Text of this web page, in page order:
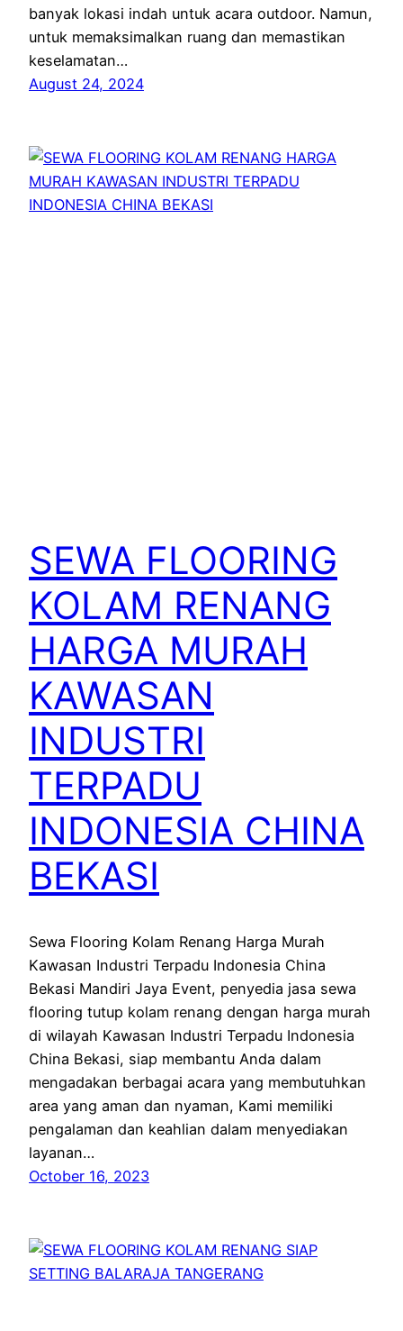
banyak lokasi indah untuk acara outdoor. Namun,
untuk memaksimalkan ruang dan memastikan
keselamatan…
August 24, 2024
SEWA FLOORING
KOLAM RENANG
HARGA MURAH
KAWASAN
INDUSTRI
TERPADU
INDONESIA CHINA
BEKASI
Sewa Flooring Kolam Renang Harga Murah
Kawasan Industri Terpadu Indonesia China
Bekasi Mandiri Jaya Event, penyedia jasa sewa
flooring tutup kolam renang dengan harga murah
di wilayah Kawasan Industri Terpadu Indonesia
China Bekasi, siap membantu Anda dalam
mengadakan berbagai acara yang membutuhkan
area yang aman dan nyaman, Kami memiliki
pengalaman dan keahlian dalam menyediakan
layanan…
October 16, 2023